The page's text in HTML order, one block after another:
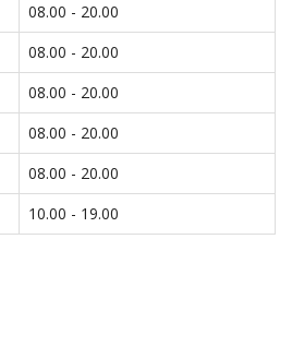
08.00 - 20.00
08.00 - 20.00
08.00 - 20.00
08.00 - 20.00
08.00 - 20.00
10.00 - 19.00